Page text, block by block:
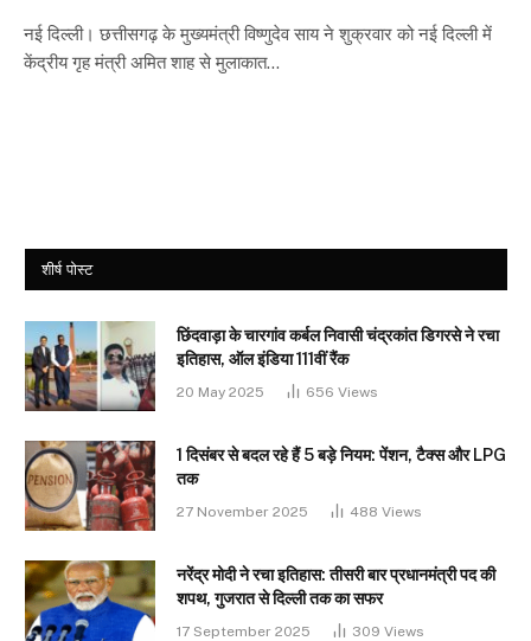
नई दिल्ली। छत्तीसगढ़ के मुख्यमंत्री विष्णुदेव साय ने शुक्रवार को नई दिल्ली में
केंद्रीय गृह मंत्री अमित शाह से मुलाकात…
शीर्ष पोस्ट
छिंदवाड़ा के चारगांव कर्बल निवासी चंद्रकांत डिगरसे ने रचा
इतिहास, ऑल इंडिया 111वीं रैंक
20 May 2025 656 Views
1 दिसंबर से बदल रहे हैं 5 बड़े नियम: पेंशन, टैक्स और LPG
तक
27 November 2025 488 Views
नरेंद्र मोदी ने रचा इतिहास: तीसरी बार प्रधानमंत्री पद की
शपथ, गुजरात से दिल्ली तक का सफर
17 September 2025 309 Views